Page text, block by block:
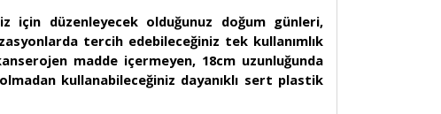
düzenleyecek olduğunuz doğum günleri,
tercih edebileceğiniz tek kullanımlık
madde içermeyen, 18cm uzunluğunda
kullanabileceğiniz dayanıklı sert plastik